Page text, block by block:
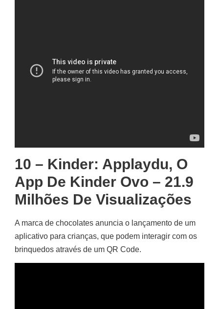
10 – Kinder: Applaydu, O
App De Kinder Ovo – 21.9
Milhões De Visualizações
A marca de chocolates anuncia o lançamento de um
aplicativo para crianças, que podem interagir com os
brinquedos através de um QR Code.